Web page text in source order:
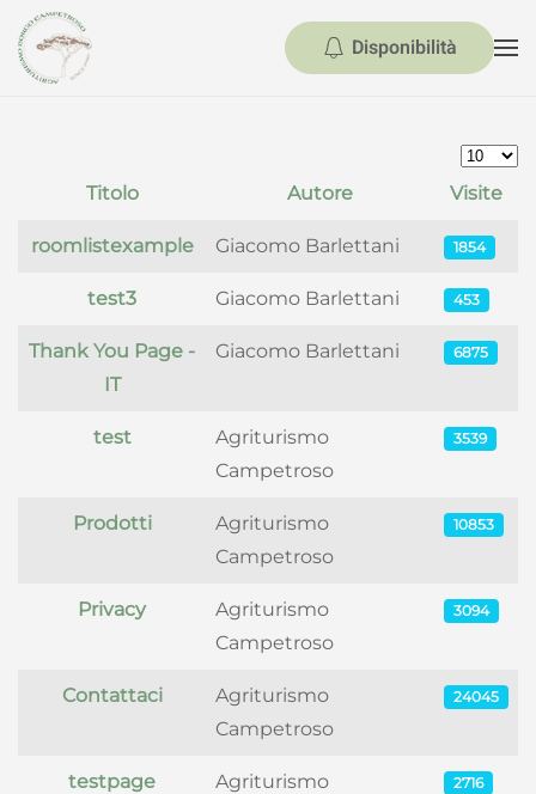
Skip to main content
Disponibilità
Titolo Autore Visite
roomlistexample Giacomo Barlettani 1854
test3 Giacomo Barlettani 453
Thank You Page -
IT
Giacomo Barlettani 6875
test
Agriturismo
Campetroso
3539
Prodotti
Agriturismo
Campetroso
10853
Privacy
Agriturismo
Campetroso
3094
Contattaci
Agriturismo
Campetroso
24045
testpage
Agriturismo
2716